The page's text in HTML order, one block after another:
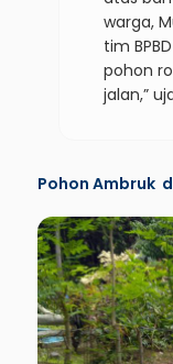
warga,
tim
pohon
jalan,”
Pohon Ambruk